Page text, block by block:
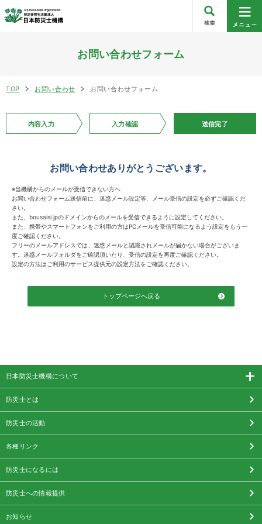
お問い合わせフォーム
TOP お問い合わせ お問い合わせフォーム
内容入力 入力確認 送信完了
お問い合わせありがとうございます。
※当機構からのメールが受信できない方へ
お問い合わせフォーム送信前に、迷惑メール設定等、メール受信の設定を必ずご確認くだ
さい。
また、bousaisi.jpのドメインからのメールを受信できるように設定してください。
また、携帯やスマートフォンをご利用の方はPCメールを受信可能になるよう設定をもう一
度ご確認ください。
フリーのメールアドレスでは、迷惑メールと認識されメールが届かない場合がございま
す。迷惑メールフォルダをご確認頂いたり、受信の設定を再度ご確認ください。
設定の方法はご利用のサービス提供元の設定方法をご確認ください。
トップページへ戻る
日本防災士機構について
防災士とは
防災士の活動
各種リンク
防災士になるには
防災士への情報提供
お知らせ